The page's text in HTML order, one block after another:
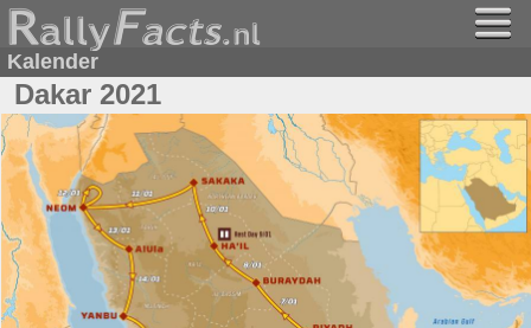
Kalender
Dakar 2021